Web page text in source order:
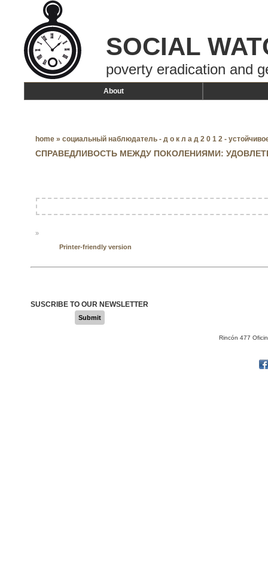
SOCIAL
poverty eradication and
About
home » социальньій наблюдатель - д о к л а д 2 0 1 2 -
СПРАВЕДЛИВОСТЬ МЕЖДУ ПОКОЛЕНИЯМИ:
»
Printer-friendly version
SUSCRIBE TO OUR NEWSLETTER
Submit
Rincón 477